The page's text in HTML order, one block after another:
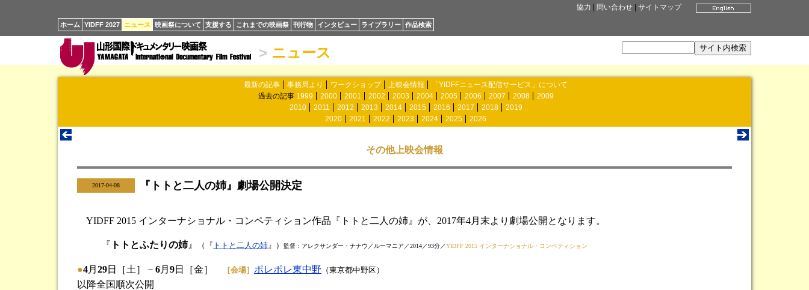
協力 問い合わせ サイトマップ
ホーム YIDFF 2027 ニュース 映画祭について 支援する これまでの映画祭 刊行物 インタビュー ライブラリー 作品検索
> ニュース
最新の記事 事務局より ワークショップ 上映会情報
「YIDFFニュース配信サービス」について
過去の記事 1999 2000 2001 2002 2003 2004 2005 2006 2007 2008
2009
2010
2011 2012 2013 2014 2015 2016 2017 2018
2019
2020
2021 2022 2023 2024 2025 2026
その他上映会情報
2017-04-08 『トトと二人の姉』劇場公開決定
YIDFF 2015 インターナショナル・コンペティション作品『トトと二人の姉』が、2017年4月末より劇場公開となります。
『 トトとふたりの姉』 （『 トトと二人の姉 』） 監督：アレクサンダー・ナナウ／ルーマニア／2014／93分／YIDFF 2015 インターナショナル・コンペティション
●4月 29日［土］－ 6月 9日［金］ ［会場］ ポレポレ東中野 （東京都中野区）
以降全国順次公開